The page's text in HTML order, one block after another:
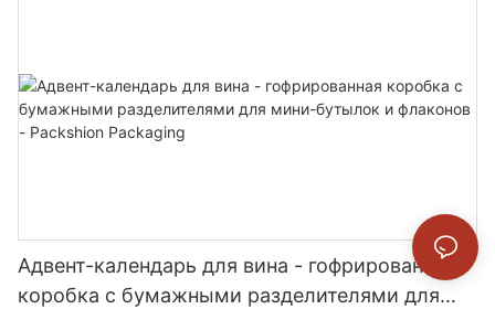
Адвент-календарь для вина - гофрированная
коробка с бумажными разделителями для